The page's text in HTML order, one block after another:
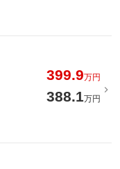
399.9万円
388.1万円